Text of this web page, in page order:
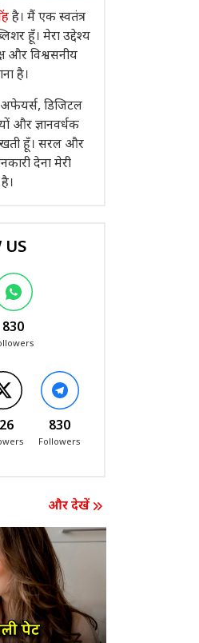
है। मैं एक स्वतंत्र
हूँ। मेरा उद्देश्य
और विश्वसनीय
है।
डिजिटल
और ज्ञानवर्धक
हूँ। सरल और
देना मेरी
US
830
830
Followers
और देखें